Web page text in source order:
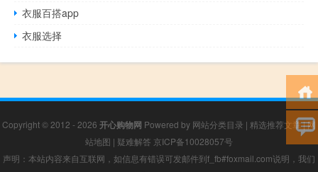
衣服百搭app
衣服选择
Copyright © 2012 - 2026 开心购物网 Powered by 网站分类目录 | 精选推荐文章|网
站地图 | 疑难解答 京ICP备10028057号
声明：本站内容来自互联网，如信息有错误可发邮件到f_fb#foxmail.com说明，我们